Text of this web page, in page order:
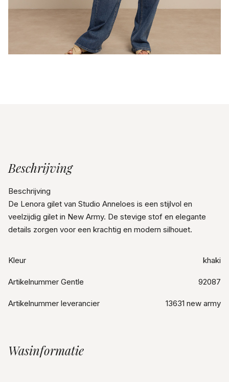
Beschrijving
Beschrijving
De Lenora gilet van Studio Anneloes is een stijlvol en
veelzijdig gilet in New Army. De stevige stof en elegante
details zorgen voor een krachtig en modern silhouet.
Kleur khaki
Artikelnummer Gentle 92087
Artikelnummer leverancier 13631 new army
Wasinformatie